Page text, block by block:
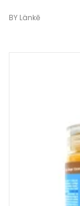
BY Länkē